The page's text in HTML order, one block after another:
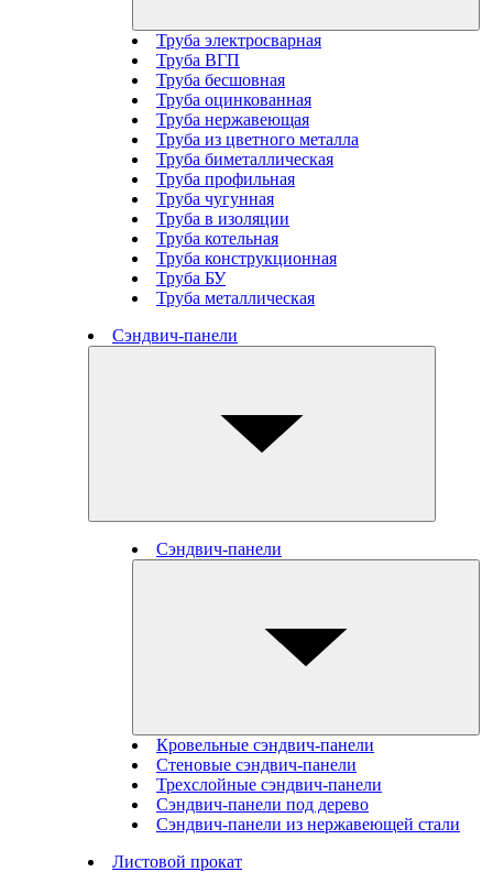
Труба электросварная
Труба ВГП
Труба бесшовная
Труба оцинкованная
Труба нержавеющая
Труба из цветного металла
Труба биметаллическая
Труба профильная
Труба чугунная
Труба в изоляции
Труба котельная
Труба конструкционная
Труба БУ
Труба металлическая
Сэндвич-панели
Сэндвич-панели
Кровельные сэндвич-панели
Стеновые cэндвич-панели
Трехслойные сэндвич-панели
Сэндвич-панели под дерево
Сэндвич-панели из нержавеющей стали
Листовой прокат